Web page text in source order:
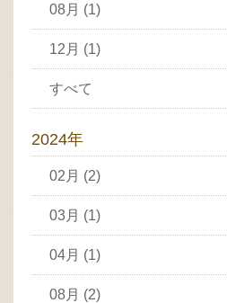
08月 (1)
12月 (1)
すべて
2024年
02月 (2)
03月 (1)
04月 (1)
08月 (2)